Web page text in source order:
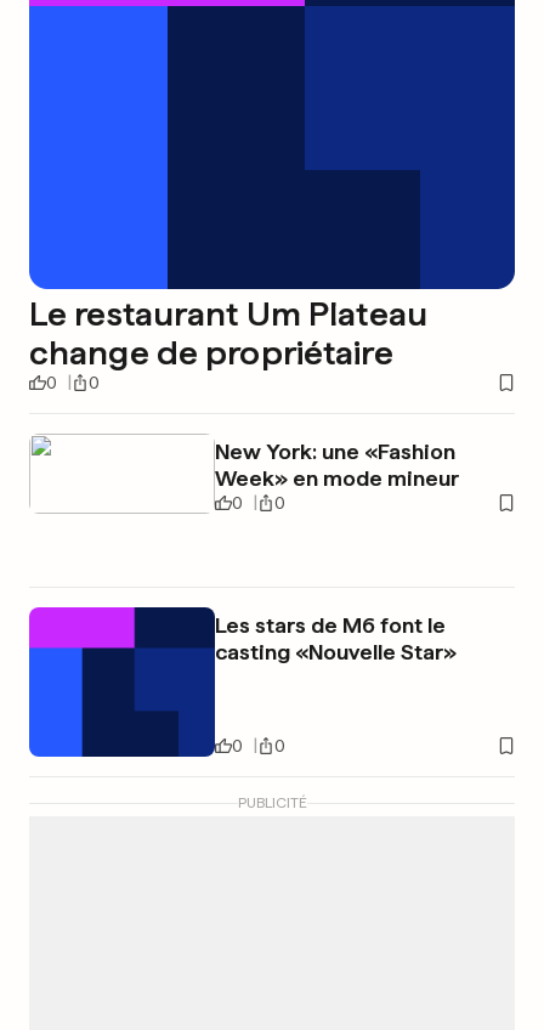
Le restaurant Um Plateau
change de propriétaire
0 0
New York: une «Fashion
Week» en mode mineur
0 0
Les stars de M6 font le
casting «Nouvelle Star»
0 0
PUBLICITÉ